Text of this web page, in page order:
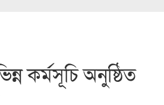
কর্মসূচি অনুষ্ঠিত